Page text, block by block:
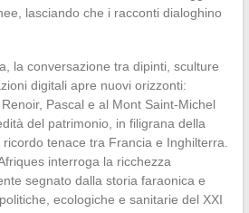
lasciando che i racconti dialoghino
la conversazione tra dipinti, sculture
digitali apre nuovi orizzonti:
Pascal e al Mont Saint-Michel
del patrimonio, in filigrana della
tenace tra Francia e Inghilterra.
interroga la ricchezza
segnato dalla storia faraonica e
ecologiche e sanitarie del XXI